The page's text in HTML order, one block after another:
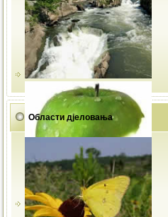
Области дјеловања